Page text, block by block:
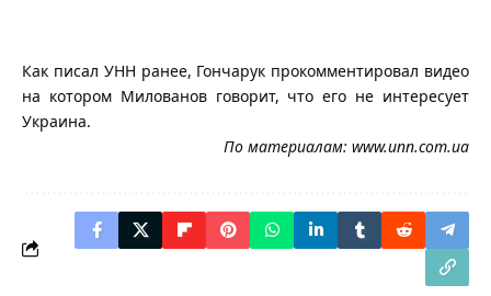
Как писал УНН ранее, Гончарук прокомментировал видео
на котором Милованов говорит, что его не интересует
Украина.
По материалам: www.unn.com.ua